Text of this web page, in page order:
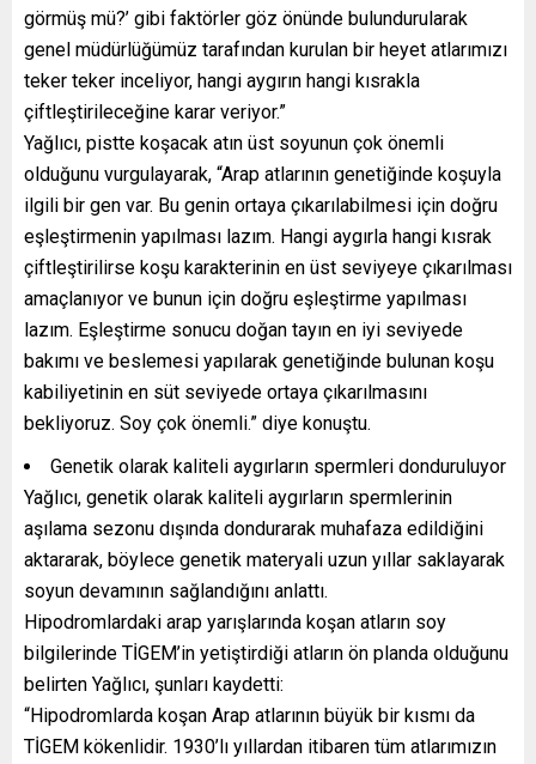
görmüş mü?’ gibi faktörler göz önünde bulundurularak
genel müdürlüğümüz tarafından kurulan bir heyet atlarımızı
teker teker inceliyor, hangi aygırın hangi kısrakla
çiftleştirileceğine karar veriyor.”
Yağlıcı, pistte koşacak atın üst soyunun çok önemli
olduğunu vurgulayarak, “Arap atlarının genetiğinde koşuyla
ilgili bir gen var. Bu genin ortaya çıkarılabilmesi için doğru
eşleştirmenin yapılması lazım. Hangi aygırla hangi kısrak
çiftleştirilirse koşu karakterinin en üst seviyeye çıkarılması
amaçlanıyor ve bunun için doğru eşleştirme yapılması
lazım. Eşleştirme sonucu doğan tayın en iyi seviyede
bakımı ve beslemesi yapılarak genetiğinde bulunan koşu
kabiliyetinin en süt seviyede ortaya çıkarılmasını
bekliyoruz. Soy çok önemli.” diye konuştu.
Genetik olarak kaliteli aygırların spermleri donduruluyor
Yağlıcı, genetik olarak kaliteli aygırların spermlerinin
aşılama sezonu dışında dondurarak muhafaza edildiğini
aktararak, böylece genetik materyali uzun yıllar saklayarak
soyun devamının sağlandığını anlattı.
Hipodromlardaki arap yarışlarında koşan atların soy
bilgilerinde TİGEM’in yetiştirdiği atların ön planda olduğunu
belirten Yağlıcı, şunları kaydetti:
“Hipodromlarda koşan Arap atlarının büyük bir kısmı da
TİGEM kökenlidir. 1930’lı yıllardan itibaren tüm atlarımızın